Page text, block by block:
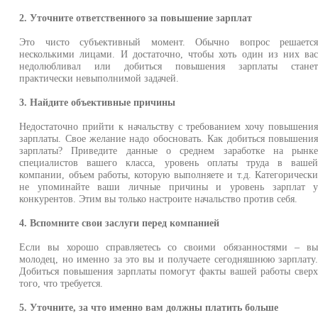
2. Уточните ответственного за повышение зарплат
Это чисто субъективный момент. Обычно вопрос решается
несколькими лицами. И достаточно, чтобы хоть один из них вас
недолюбливал или добиться повышения зарплаты станет
практически невыполнимой задачей.
3. Найдите объективные причины
Недостаточно прийти к начальству с требованием хочу повышения
зарплаты. Свое желание надо обосновать. Как добиться повышения
зарплаты? Приведите данные о среднем заработке на рынке
специалистов вашего класса, уровень оплаты труда в вашей
компании, объем работы, которую выполняете и т.д. Категорически
не упоминайте ваши личные причины и уровень зарплат у
конкурентов. Этим вы только настроите начальство против себя.
4. Вспомните свои заслуги перед компанией
Если вы хорошо справляетесь со своими обязанностями – вы
молодец, но именно за это вы и получаете сегодняшнюю зарплату.
Добиться повышения зарплаты помогут факты вашей работы сверх
того, что требуется.
5. Уточните, за что именно вам должны платить больше